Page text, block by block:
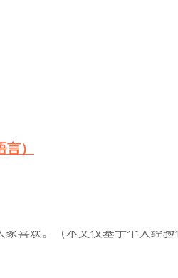
）
性能进行了进一步的优化测试
和Throttle Stop对CPU核心的
喜欢。（本文仅基于个人经